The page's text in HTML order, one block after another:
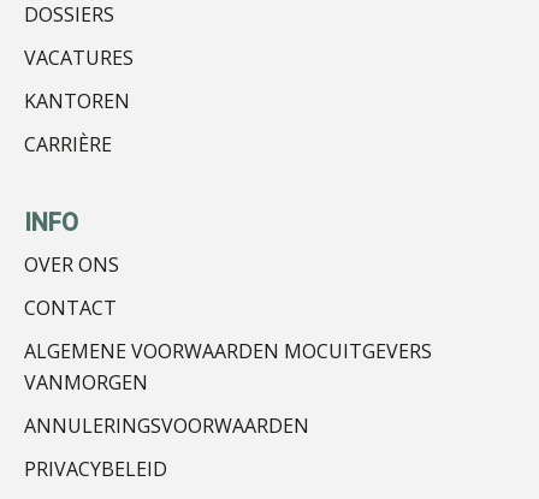
Edwin de Witte
DOSSIERS
VACATURES
KANTOREN
CARRIÈRE
INFO
OVER ONS
CONTACT
ALGEMENE VOORWAARDEN MOCUITGEVERS
VANMORGEN
ANNULERINGSVOORWAARDEN
PRIVACYBELEID